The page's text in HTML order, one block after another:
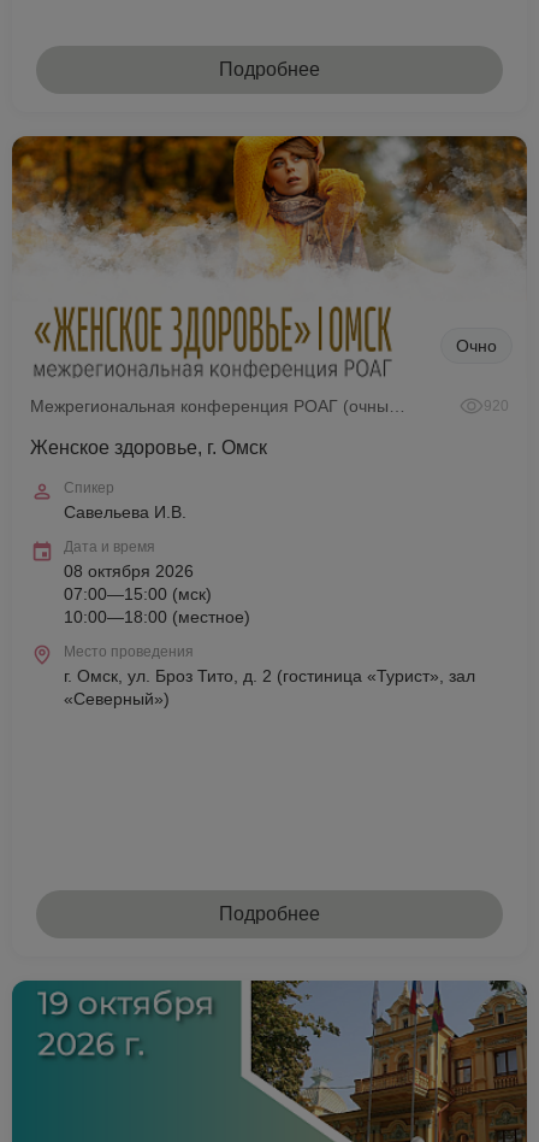
Подробнее
Очно
920
Женское здоровье, г. Омск
Спикер
Савельева И.В.
Дата и время
08 октября 2026
07:00—15:00 (мск)
10:00—18:00 (местное)
Место проведения
г. Омск, ул. Броз Тито, д. 2 (гостиница «Турист», зал
«Северный»)
Подробнее